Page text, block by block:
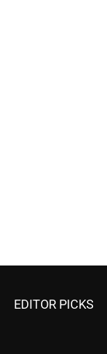
EDITOR PICKS